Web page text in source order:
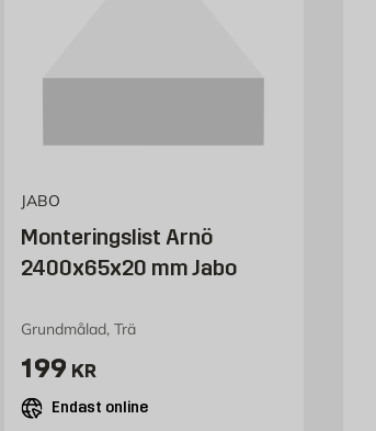
JABO
Monteringslist Arnö
2400x65x20 mm Jabo
Grundmålad, Trä
Pris 199 kr
199 KR
Endast online